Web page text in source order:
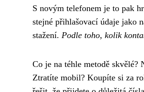
S novým telefonem je to pak
stejné přihlašovací údaje jako
stažení. Podle toho, kolik
Co je na téhle metodě skvělé?
Ztratíte mobil? Koupíte si za